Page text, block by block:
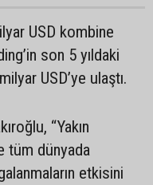
USD kombine
son 5 yıldaki
USD’ye ulaştı.
“Yakın
tüm dünyada
etkisini